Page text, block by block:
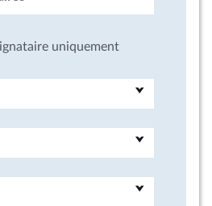
uniquement